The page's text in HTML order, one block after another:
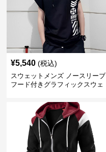
¥5,540 (税込)
スウェットメンズ ノースリーブ
フード付きグラフィックスウェ